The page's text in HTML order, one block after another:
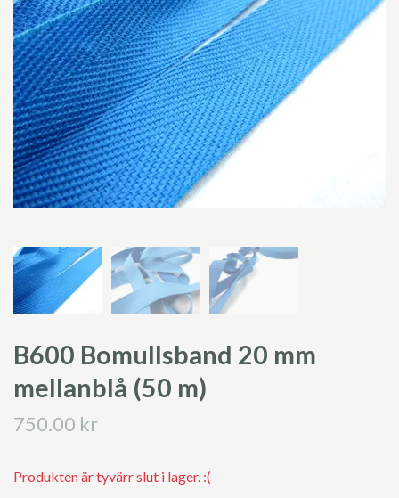
B600 Bomullsband 20 mm
mellanblå (50 m)
750.00 kr
Produkten är tyvärr slut i lager. :(